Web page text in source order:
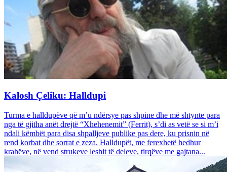
Kalosh Çeliku: Halldupi
Turma e halldupëve që m’u ndërsye pas shpine dhe më shtynte para
nga të gjitha anët drejtë “Xhehenemit” (Ferrit), s’di as vetë se si m’i
ndali këmbët para disa shpalljeve publike pas dere, ku prisnin në
rend korbat dhe sorrat e zeza. Halldupët, me ferexhetë hedhur
krahëve, në vend strukeve leshit të deleve, tirqëve me gajtana...